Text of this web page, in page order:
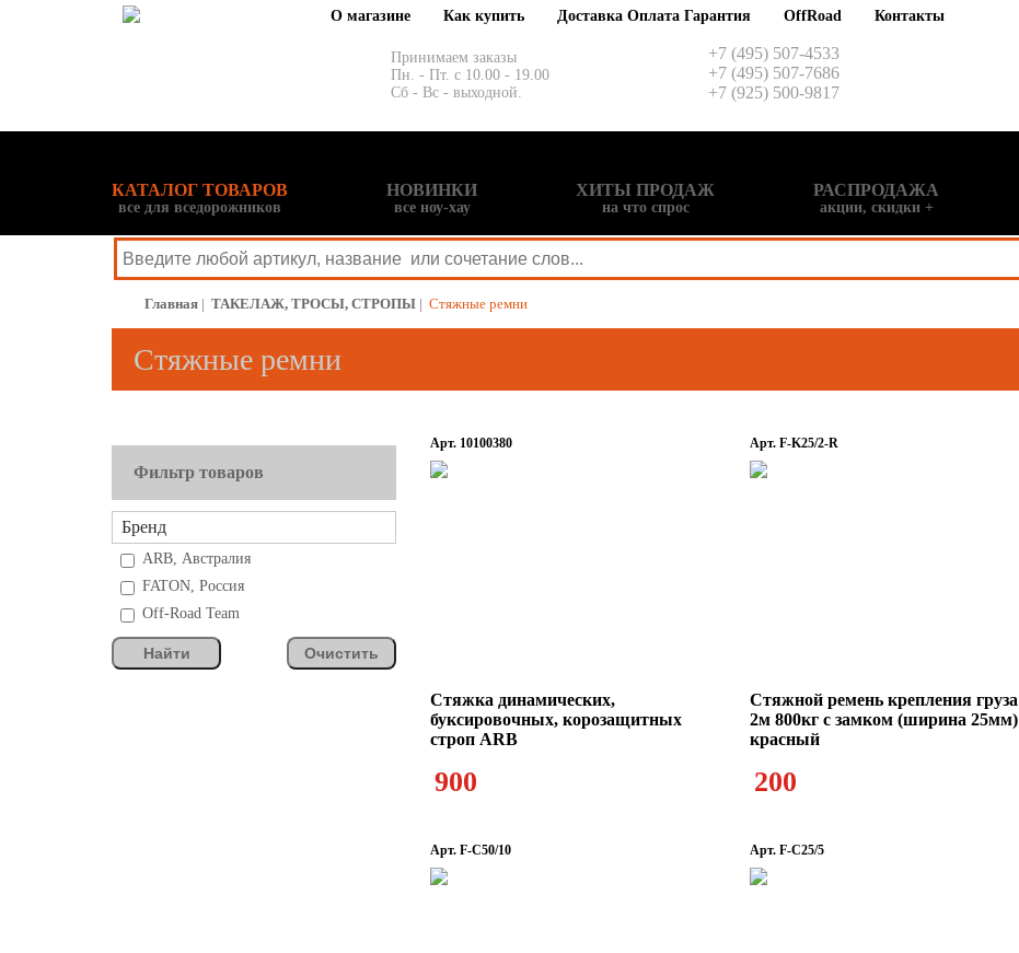
О магазине Как купить Доставка Оплата Гарантия OffRoad Контакты
Принимаем заказы
Пн. - Пт. с 10.00 - 19.00
Сб - Вс - выходной.
+7 (495) 507-4533
+7 (495) 507-7686
+7 (925) 500-9817
КАТАЛОГ ТОВАРОВ
все для вседорожников
НОВИНКИ
все ноу-хау
ХИТЫ ПРОДАЖ
на что спрос
РАСПРОДАЖА
акции, скидки +
Главная | ТАКЕЛАЖ, ТРОСЫ, СТРОПЫ | Стяжные ремни
Стяжные ремни
Фильтр товаров
Бренд
ARB, Австралия
FATON, Россия
Off-Road Team
Найти Очистить
Арт. 10100380
Стяжка динамических,
буксировочных, корозащитных
строп ARB
900
Арт. F-K25/2-R
Стяжной ремень крепления груза
2м 800кг с замком (ширина 25мм)
красный
200
Арт. F-C50/10 Арт. F-C25/5